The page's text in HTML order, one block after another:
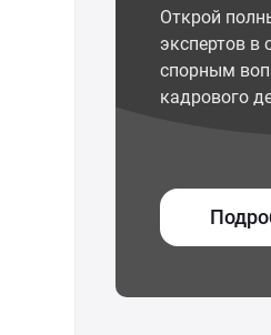
Открой
экспертов в
спорным
кадрового